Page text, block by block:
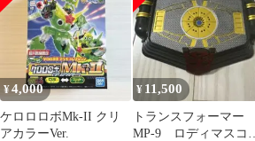
¥4,000
ケロロロボMk-II クリ
アカラーVer.
¥ 11,500
トランスフォーマー
MP-9 ロディマスコン